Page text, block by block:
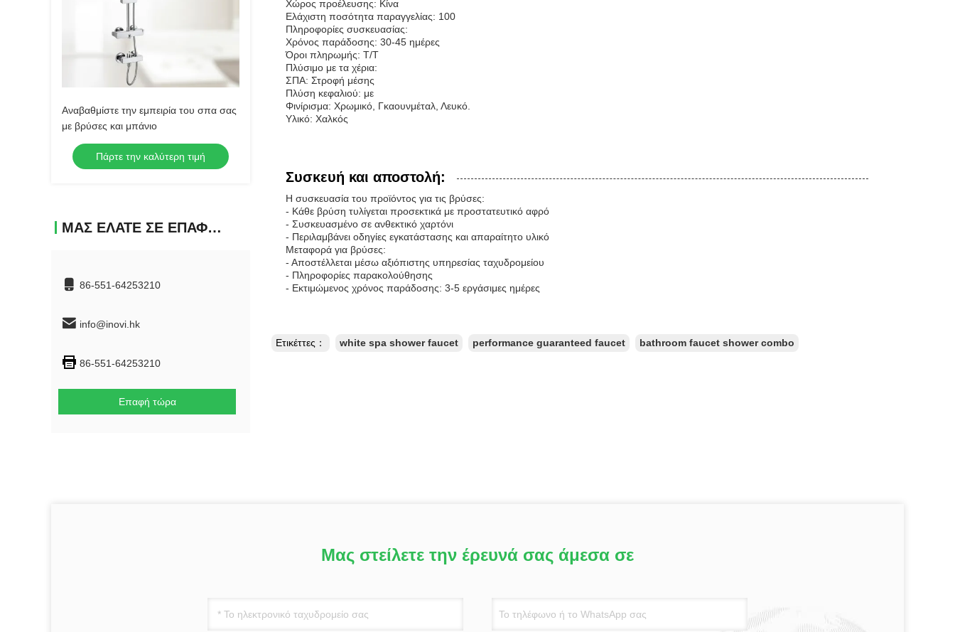
Αναβαθμίστε την εμπειρία του σπα σας
με βρύσες και μπάνιο
Πάρτε την καλύτερη τιμή
ΜΑΣ ΕΛΆΤΕ ΣΕ ΕΠΑΦΉ ΜΕ
86-551-64253210
info@inovi.hk
86-551-64253210
Επαφή τώρα
Χώρος προέλευσης: Κίνα
Ελάχιστη ποσότητα παραγγελίας: 100
Πληροφορίες συσκευασίας:
Χρόνος παράδοσης: 30-45 ημέρες
Όροι πληρωμής: T/T
Πλύσιμο με τα χέρια:
ΣΠΑ: Στροφή μέσης
Πλύση κεφαλιού: με
Φινίρισμα: Χρωμικό, Γκαουνμέταλ, Λευκό.
Υλικό: Χαλκός
Συσκευή και αποστολή:
Η συσκευασία του προϊόντος για τις βρύσες:
- Κάθε βρύση τυλίγεται προσεκτικά με προστατευτικό αφρό
- Συσκευασμένο σε ανθεκτικό χαρτόνι
- Περιλαμβάνει οδηγίες εγκατάστασης και απαραίτητο υλικό
Μεταφορά για βρύσες:
- Αποστέλλεται μέσω αξιόπιστης υπηρεσίας ταχυδρομείου
- Πληροφορίες παρακολούθησης
- Εκτιμώμενος χρόνος παράδοσης: 3-5 εργάσιμες ημέρες
Ετικέττες： white spa shower faucet performance guaranteed faucet bathroom faucet shower combo
Μας στείλετε την έρευνά σας άμεσα σε